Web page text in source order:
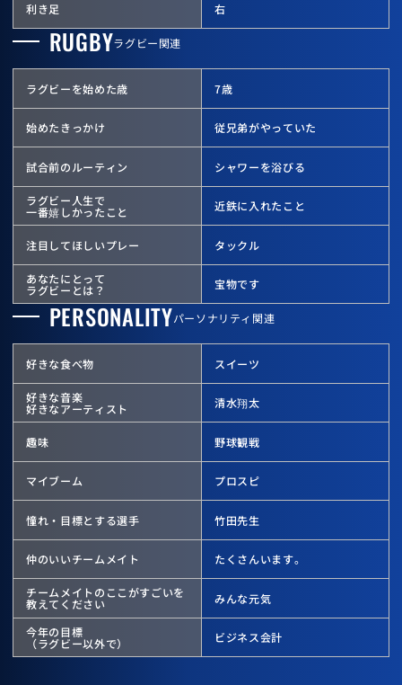
利き足 右
RUGBYラグビー関連
ラグビーを始めた歳 7歳
始めたきっかけ 従兄弟がやっていた
試合前のルーティン シャワーを浴びる
ラグビー人生で
一番嬉しかったこと 近鉄に入れたこと
注目してほしいプレー タックル
あなたにとって
ラグビーとは？ 宝物です
PERSONALITYパーソナリティ関連
好きな食べ物 スイーツ
好きな音楽
好きなアーティスト 清水翔太
趣味 野球観戦
マイブーム プロスピ
憧れ・目標とする選手 竹田先生
仲のいいチームメイト たくさんいます。
チームメイトのここがすごいを
教えてください みんな元気
今年の目標
（ラグビー以外で） ビジネス会計